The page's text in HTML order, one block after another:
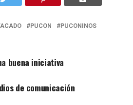
PUCON
PUCONINOS
buena iniciativa
de comunicación